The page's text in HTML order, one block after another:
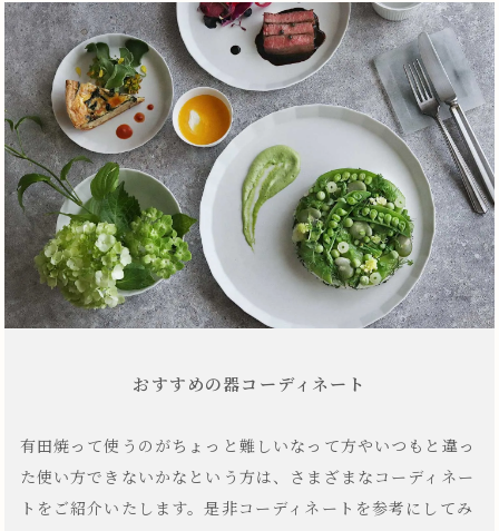
おすすめの器コーディネート
有田焼って使うのがちょっと難しいなって方やいつもと違っ
た使い方できないかなという方は、さまざまなコーディネー
トをご紹介いたします。是非コーディネートを参考にしてみ